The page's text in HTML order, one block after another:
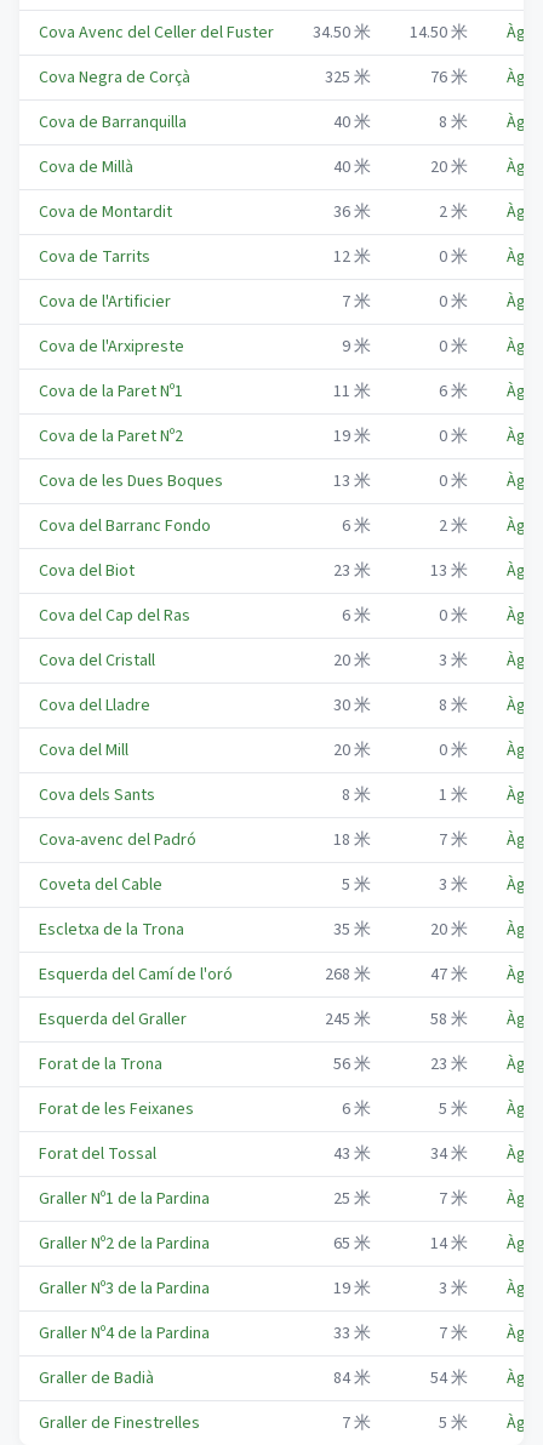
Cova Avenc del Celler del Fuster
34.50米 14.50米
Àger
Cova Negra de Corçà
325 米 76米
Àger
Cova de Barranquilla
40米 8 米
Àger
Cova de Millà
40米 20米
Àger
Cova de Montardit
36米 2米
Àger
Cova de Tarrits
12米 0米
Àger
Cova de l'Artificier
7米 0米
Àger
Cova de l'Arxipreste
9米 0米
Àger
Cova de la Paret Nº1
11 米 6米
Àger
Cova de la Paret Nº2
19米 0米
Àger
Cova de les Dues Boques
13 米 0米
Àger
Cova del Barranc Fondo
6米 2米
Àger
Cova del Biot
23 米 13 米
Àger
Cova del Cap del Ras
6米 0米
Àger
Cova del Cristall
20米 3 米
Àger
Cova del Lladre
30米 8 米
Àger
Cova del Mill
20米 0米
Àger
Cova dels Sants
8 米 1 米
Àger
Cova-avenc del Padró
18 米 7米
Àger
Coveta del Cable
5 米 3 米
Àger
Escletxa de la Trona
35 米 20米
Àger
Esquerda del Camí de l'oró
268 米 47米
Àger
Esquerda del Graller
245 米 58 米
Àger
Forat de la Trona
56米 23 米
Àger
Forat de les Feixanes
6米 5 米
Àger
Forat del Tossal
43 米 34米
Àger
Graller Nº1 de la Pardina
25 米 7米
Àger
Graller Nº2 de la Pardina
65 米 14米
Àger
Graller Nº3 de la Pardina
19米 3 米
Àger
Graller Nº4 de la Pardina
33 米 7米
Àger
Graller de Badià
84米 54米
Àger
Graller de Finestrelles
7米 5 米 Àger